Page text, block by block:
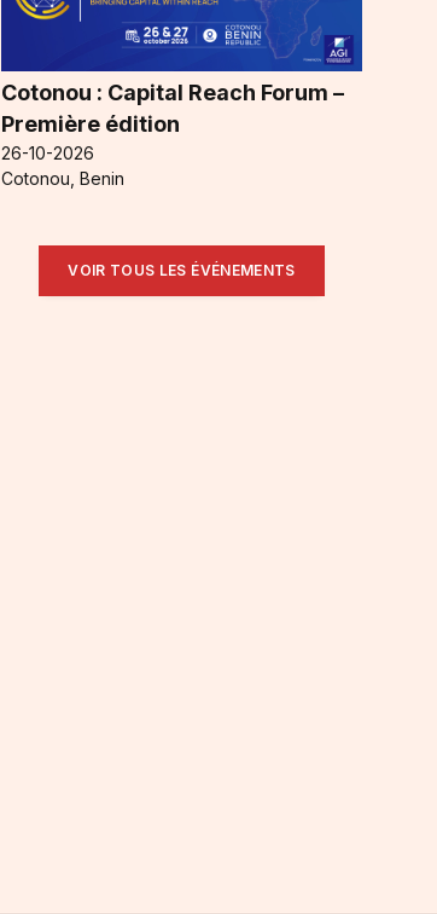
Cotonou : Capital Reach Forum –
Première édition
26-10-2026
Cotonou, Benin
VOIR TOUS LES ÉVÉNEMENTS